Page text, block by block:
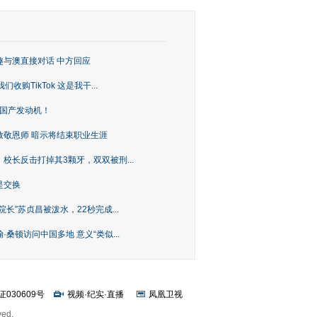
澳直接对话 中方回应
们收购TikTok 这是我干...
产发动机！
恩师 暗示将结束职业生涯
长反击打掉其3颗牙，双双被刑...
交换
长”苏贞昌被泼水，22秒完成...
桑顿访问中国多地 意义“类似...
030609号 视频·纪实·直播
凤凰卫视